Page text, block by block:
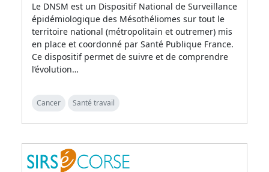
Le DNSM est un Dispositif National de Surveillance
épidémiologique des Mésothéliomes sur tout le
territoire national (métropolitain et outremer) mis
en place et coordonné par Santé Publique France.
Ce dispositif permet de suivre et de comprendre
l’évolution…
Cancer Santé travail